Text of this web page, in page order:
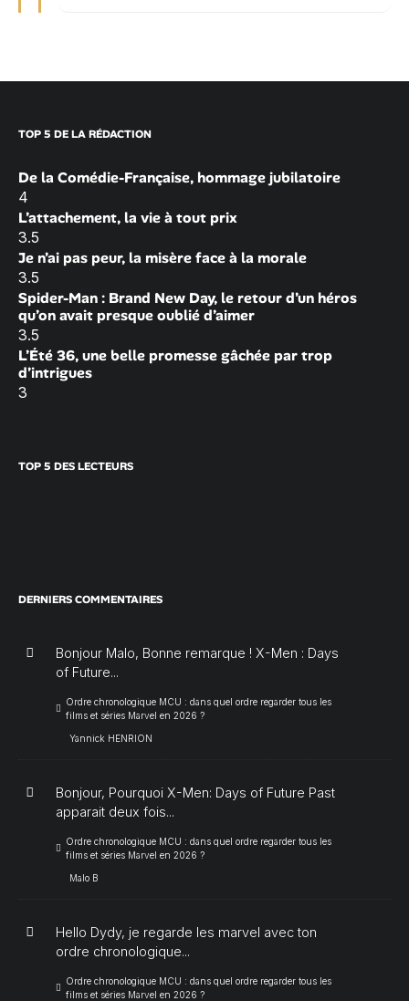
TOP 5 DE LA RÉDACTION
De la Comédie-Française, hommage jubilatoire
4
L’attachement, la vie à tout prix
3.5
Je n’ai pas peur, la misère face à la morale
3.5
Spider-Man : Brand New Day, le retour d’un héros
qu’on avait presque oublié d’aimer
3.5
L’Été 36, une belle promesse gâchée par trop
d’intrigues
3
TOP 5 DES LECTEURS
DERNIERS COMMENTAIRES
Bonjour Malo, Bonne remarque ! X-Men : Days
of Future...
Ordre chronologique MCU : dans quel ordre regarder tous les
films et séries Marvel en 2026 ?
Yannick HENRION
Bonjour, Pourquoi X-Men: Days of Future Past
apparait deux fois...
Ordre chronologique MCU : dans quel ordre regarder tous les
films et séries Marvel en 2026 ?
Malo B
Hello Dydy, je regarde les marvel avec ton
ordre chronologique...
Ordre chronologique MCU : dans quel ordre regarder tous les
films et séries Marvel en 2026 ?